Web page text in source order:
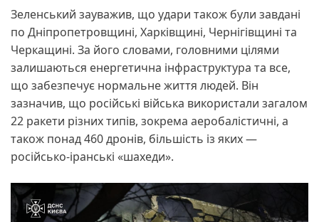
Зеленський зауважив, що удари також були завдані
по Дніпропетровщині, Харківщині, Чернігівщині та
Черкащині. За його словами, головними цілями
залишаються енергетична інфраструктура та все,
що забезпечує нормальне життя людей. Він
зазначив, що російські війська використали загалом
22 ракети різних типів, зокрема аеробалістичні, а
також понад 460 дронів, більшість із яких —
російсько-іранські «шахеди».